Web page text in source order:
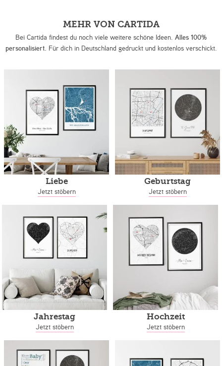
MEHR VON CARTIDA
Bei Cartida findest du noch viele weitere schöne Ideen. Alles 100%
personalisiert. Für dich in Deutschland gedruckt und kostenlos verschickt.
Liebe
Jetzt stöbern
Geburtstag
Jetzt stöbern
Jahrestag
Jetzt stöbern
Hochzeit
Jetzt stöbern